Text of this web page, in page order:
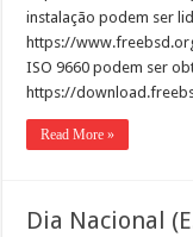
insta­lação podem ser
https://
ISO 9660 podem ser
https://
Read More »
Dia Nacional